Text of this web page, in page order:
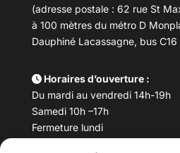
(adresse postale : 62 rue St
à 100 mètres du métro D
Dauphiné Lacassagne, bus
Horaires d’ouverture :
Du mardi au vendredi 14h-19h
Samedi 10h –17h
Fermeture lundi